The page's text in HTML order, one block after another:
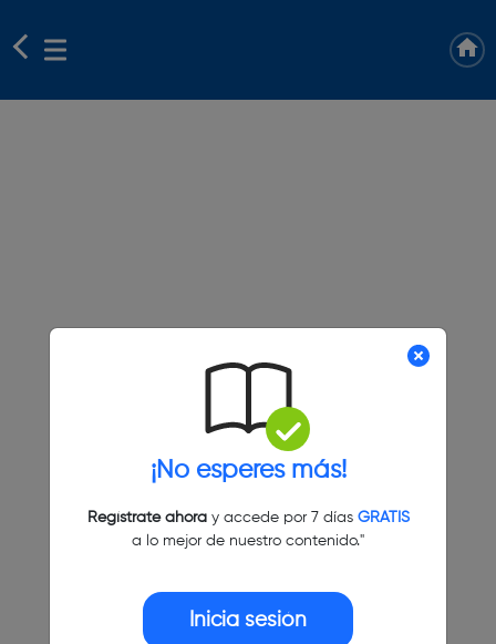
¡No esperes más!
Regístrate ahoray accede por 7 días GRATIS
a lo mejor de nuestro contenido."
Inicia sesión